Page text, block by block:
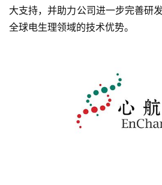
大支持，并助力公司进一步完善研
全球电生理领域的技术优势。